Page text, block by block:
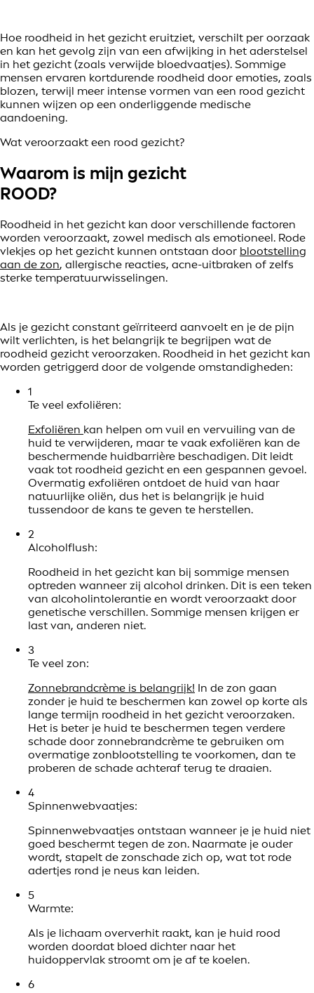
Hoe roodheid in het gezicht eruitziet, verschilt per oorzaak
en kan het gevolg zijn van een afwijking in het aderstelsel
in het gezicht (zoals verwijde bloedvaatjes). Sommige
mensen ervaren kortdurende roodheid door emoties, zoals
blozen, terwijl meer intense vormen van een rood gezicht
kunnen wijzen op een onderliggende medische
aandoening.
Wat veroorzaakt een rood gezicht?
Waarom is mijn gezicht
ROOD?
Roodheid in het gezicht kan door verschillende factoren
worden veroorzaakt, zowel medisch als emotioneel. Rode
vlekjes op het gezicht kunnen ontstaan door blootstelling
aan de zon, allergische reacties, acne-uitbraken of zelfs
sterke temperatuurwisselingen.
Als je gezicht constant geïrriteerd aanvoelt en je de pijn
wilt verlichten, is het belangrijk te begrijpen wat de
roodheid gezicht veroorzaken. Roodheid in het gezicht kan
worden getriggerd door de volgende omstandigheden:
1
Te veel exfoliëren:
Exfoliëren kan helpen om vuil en vervuiling van de
huid te verwijderen, maar te vaak exfoliëren kan de
beschermende huidbarrière beschadigen. Dit leidt
vaak tot roodheid gezicht en een gespannen gevoel.
Overmatig exfoliëren ontdoet de huid van haar
natuurlijke oliën, dus het is belangrijk je huid
tussendoor de kans te geven te herstellen.
2
Alcoholflush:
Roodheid in het gezicht kan bij sommige mensen
optreden wanneer zij alcohol drinken. Dit is een teken
van alcoholintolerantie en wordt veroorzaakt door
genetische verschillen. Sommige mensen krijgen er
last van, anderen niet.
3
Te veel zon:
Zonnebrandcrème is belangrijk! In de zon gaan
zonder je huid te beschermen kan zowel op korte als
lange termijn roodheid in het gezicht veroorzaken.
Het is beter je huid te beschermen tegen verdere
schade door zonnebrandcrème te gebruiken om
overmatige zonblootstelling te voorkomen, dan te
proberen de schade achteraf terug te draaien.
4
Spinnenwebvaatjes:
Spinnenwebvaatjes ontstaan wanneer je je huid niet
goed beschermt tegen de zon. Naarmate je ouder
wordt, stapelt de zonschade zich op, wat tot rode
adertjes rond je neus kan leiden.
5
Warmte:
Als je lichaam oververhit raakt, kan je huid rood
worden doordat bloed dichter naar het
huidoppervlak stroomt om je af te koelen.
6